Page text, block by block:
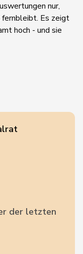
nur,
Es zeigt
hoch - und sie
der letzten